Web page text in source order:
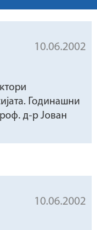
10.06.2002
Годинашни
д-р Јован
10.06.2002